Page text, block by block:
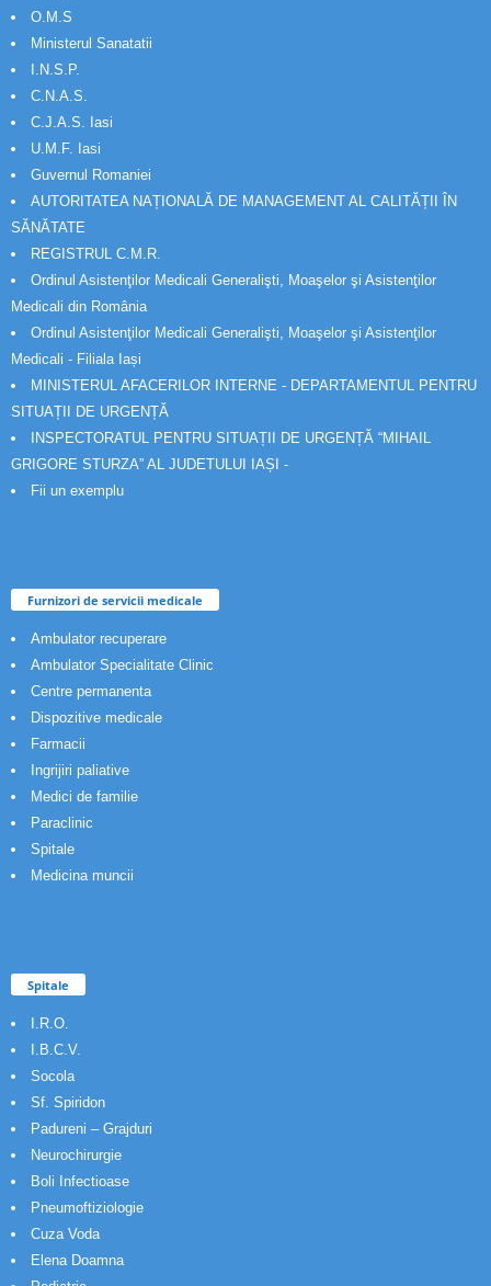
O.M.S
Ministerul Sanatatii
I.N.S.P.
C.N.A.S.
C.J.A.S. Iasi
U.M.F. Iasi
Guvernul Romaniei
AUTORITATEA NAȚIONALĂ DE MANAGEMENT AL CALITĂȚII ÎN
SĂNĂTATE
REGISTRUL C.M.R.
Ordinul Asistenţilor Medicali Generalişti, Moaşelor şi Asistenţilor
Medicali din România
Ordinul Asistenţilor Medicali Generalişti, Moaşelor şi Asistenţilor
Medicali - Filiala Iași
MINISTERUL AFACERILOR INTERNE - DEPARTAMENTUL PENTRU
SITUAȚII DE URGENȚĂ
INSPECTORATUL PENTRU SITUAȚII DE URGENȚĂ “MIHAIL
GRIGORE STURZA” AL JUDETULUI IAȘI -
Fii un exemplu
Furnizori de servicii medicale
Ambulator recuperare
Ambulator Specialitate Clinic
Centre permanenta
Dispozitive medicale
Farmacii
Ingrijiri paliative
Medici de familie
Paraclinic
Spitale
Medicina muncii
Spitale
I.R.O.
I.B.C.V.
Socola
Sf. Spiridon
Padureni – Grajduri
Neurochirurgie
Boli Infectioase
Pneumoftiziologie
Cuza Voda
Elena Doamna